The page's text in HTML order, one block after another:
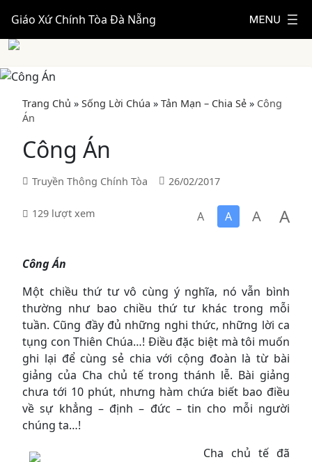
Giáo Xứ Chính Tòa Đà Nẵng
Trang Chủ » Sống Lời Chúa » Tản Mạn – Chia Sẻ » Công
Án
Công Án
Truyền Thông Chính Tòa 26/02/2017
129 lượt xem A A A A
Công Án
Một chiều thứ tư vô cùng ý nghĩa, nó vẫn bình
thường như bao chiều thứ tư khác trong mỗi
tuần. Cũng đầy đủ những nghi thức, những lời ca
tụng con Thiên Chúa…! Điều đặc biệt mà tôi muốn
ghi lại để cùng sẻ chia với cộng đoàn là từ bài
giảng của Cha chủ tế trong thánh lễ. Bài giảng
chưa tới 10 phút, nhưng hàm chứa biết bao điều
về sự khẳng – định – đức – tin cho mỗi người
chúng ta…!
Cha chủ tế đã